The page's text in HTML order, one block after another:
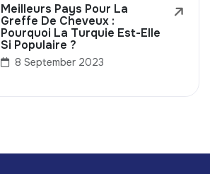
Meilleurs Pays Pour La
Greffe De Cheveux :
Pourquoi La Turquie Est-Elle
Si Populaire ?
8 September 2023